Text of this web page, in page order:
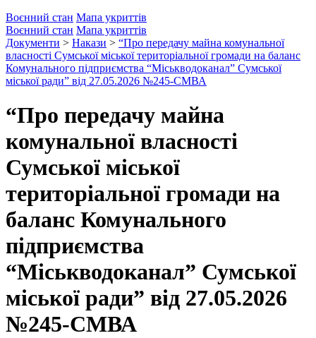
Воєнний стан Мапа укриттів
Воєнний стан Мапа укриттів
Документи > Накази > “Про передачу майна комунальної
власності Сумської міської територіальної громади на баланс
Комунального підприємства “Міськводоканал” Сумської
міської ради” від 27.05.2026 №245-СМВА
“Про передачу майна
комунальної власності
Сумської міської
територіальної громади на
баланс Комунального
підприємства
“Міськводоканал” Сумської
міської ради” від 27.05.2026
№245-СМВА